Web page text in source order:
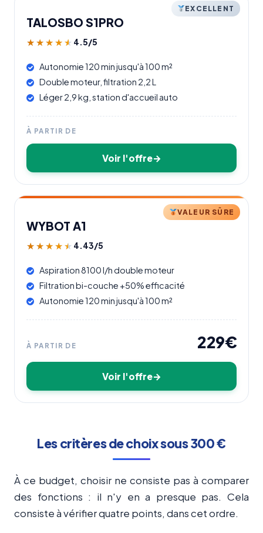
EXCELLENT
TALOSBO S1PRO
★★★★★
★★★★★ 4.5/5
Autonomie 120 min jusqu'à 100 m²
Double moteur, filtration 2,2 L
Léger 2,9 kg, station d'accueil auto
À PARTIR DE
Voir l'offre
VALEUR SÛRE
WYBOT A1
★★★★★
★★★★★ 4.43/5
Aspiration 8100 l/h double moteur
Filtration bi-couche +50% efficacité
Autonomie 120 min jusqu'à 100 m²
À PARTIR DE 229€
Voir l'offre
Les critères de choix sous 300 €
À ce budget, choisir ne consiste pas à comparer
des fonctions : il n'y en a presque pas. Cela
consiste à vérifier quatre points, dans cet ordre.